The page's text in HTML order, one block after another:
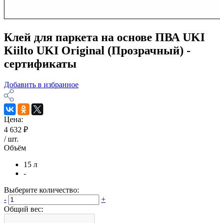
Клей для паркета на основе ПВА UKI
Kiilto UKI Original (Прозрачный) -
сертификаты
Добавить в избранное
Цена:
4 632 ₽
/шт.
Объём
15 л
-
Выберите количество:
-
+
Общий вес: